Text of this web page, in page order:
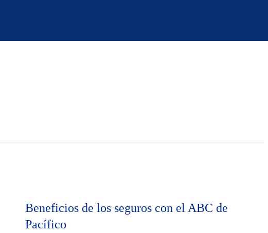
Beneficios de los seguros con el ABC de
Pacífico